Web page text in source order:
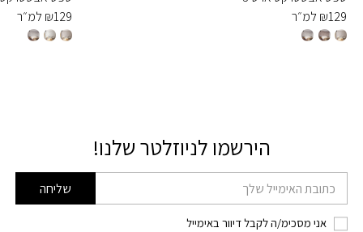
₪129 למ״ר
₪129 למ״ר
הירשמו לניוזלטר שלנו!
דוא׳׳ל שליחה
אני מסכימ/ה לקבל דיוור באימייל